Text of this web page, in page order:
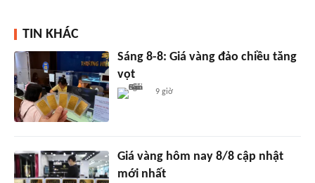
TIN KHÁC
Sáng 8-8: Giá vàng đảo chiều tăng
vọt
9 giờ
Giá vàng hôm nay 8/8 cập nhật
mới nhất